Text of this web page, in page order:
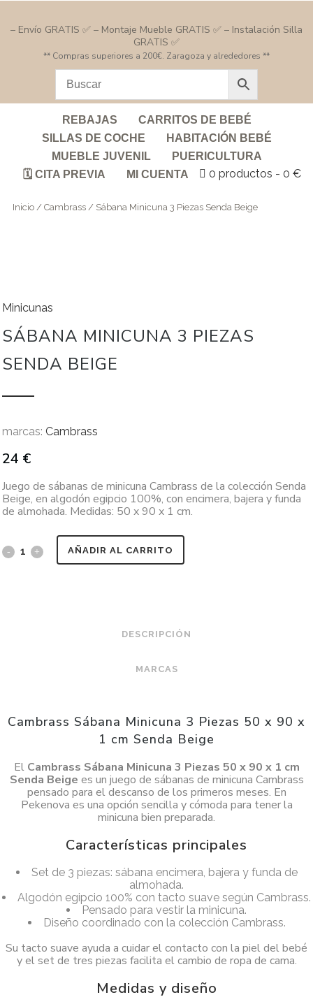
– Envío GRATIS ✅ – Montaje Mueble GRATIS ✅ – Instalación Silla
GRATIS ✅
** Compras superiores a 200€. Zaragoza y alrededores **
REBAJAS
CARRITOS DE BEBÉ
SILLAS DE COCHE
HABITACIÓN BEBÉ
MUEBLE JUVENIL
PUERICULTURA
🗓️ CITA PREVIA
MI CUENTA 0 productos 0 €
Inicio / Cambrass / Sábana Minicuna 3 Piezas Senda Beige
Minicunas
SÁBANA MINICUNA 3 PIEZAS
SENDA BEIGE
marcas: Cambrass
24 €
Juego de sábanas de minicuna Cambrass de la colección Senda
Beige, en algodón egipcio 100%, con encimera, bajera y funda
de almohada. Medidas: 50 x 90 x 1 cm.
AÑADIR AL CARRITO
DESCRIPCIÓN
MARCAS
Cambrass Sábana Minicuna 3 Piezas 50 x 90 x
1 cm Senda Beige
El Cambrass Sábana Minicuna 3 Piezas 50 x 90 x 1 cm
Senda Beige es un juego de sábanas de minicuna Cambrass
pensado para el descanso de los primeros meses. En
Pekenova es una opción sencilla y cómoda para tener la
minicuna bien preparada.
Características principales
Set de 3 piezas: sábana encimera, bajera y funda de
almohada.
Algodón egipcio 100% con tacto suave según Cambrass.
Pensado para vestir la minicuna.
Diseño coordinado con la colección Cambrass.
Su tacto suave ayuda a cuidar el contacto con la piel del bebé
y el set de tres piezas facilita el cambio de ropa de cama.
Medidas y diseño